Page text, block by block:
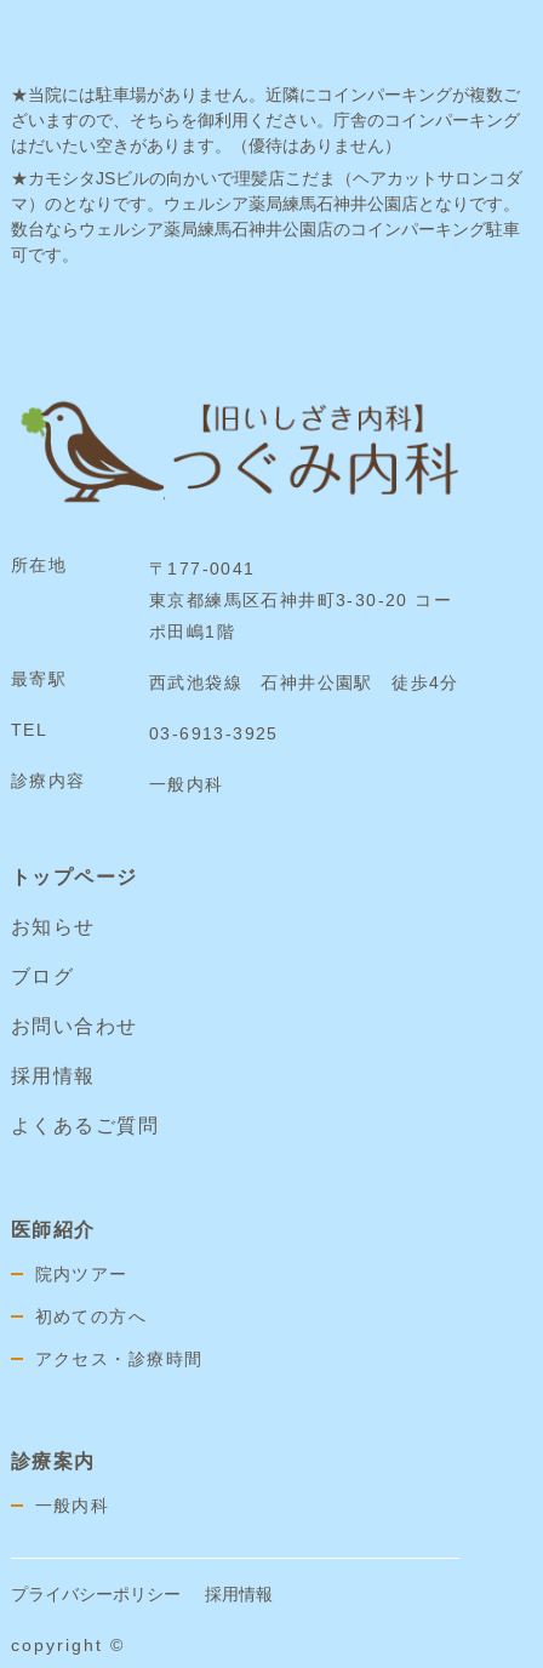
★当院には駐車場がありません。近隣にコインパーキングが複数ご
ざいますので、そちらを御利用ください。庁舎のコインパーキング
はだいたい空きがあります。（優待はありません）
★カモシタJSビルの向かいで理髪店こだま（ヘアカットサロンコダ
マ）のとなりです。ウェルシア薬局練馬石神井公園店となりです。
数台ならウェルシア薬局練馬石神井公園店のコインパーキング駐車
可です。
所在地
〒177-0041
東京都練馬区石神井町3-30-20 コー
ポ田嶋1階
最寄駅 西武池袋線 石神井公園駅 徒歩4分
TEL 03-6913-3925
診療内容 一般内科
トップページ
お知らせ
ブログ
お問い合わせ
採用情報
よくあるご質問
医師紹介
院内ツアー
初めての方へ
アクセス・診療時間
診療案内
一般内科
copyright ©
プライバシーポリシー 採用情報